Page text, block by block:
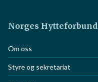
Norges Hytteforbund
Om oss
Styre og sekretariat